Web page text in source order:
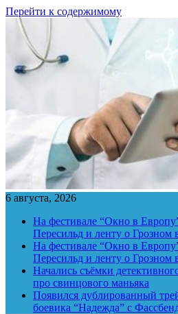
Перейти к содержимому
6 августа, 2026
На фестивале “Окно в
Пересильд и ленту о Грозном
На фестивале “Окно в
Пересильд и ленту о Грозном
Начались съёмки
про свинцового маньяка
Появился дублированный
боевика “Надежда” с